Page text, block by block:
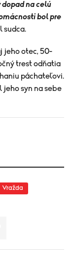
dopad na celú
bol pre
sudca.
jeho otec, 50-
trest odňatia
páchateľovi.
syn na sebe
Vražda